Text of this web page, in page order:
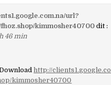
url?
kimmosher40700 dit :
46 min
http://
kimmosher40700